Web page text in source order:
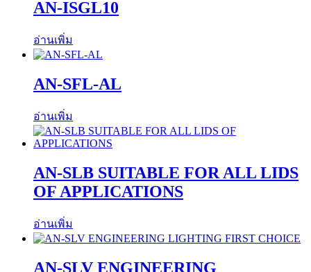
AN-ISGL10
อ่านเพิ่ม
AN-SFL-AL
อ่านเพิ่ม
AN-SLB SUITABLE FOR ALL LIDS
OF APPLICATIONS
อ่านเพิ่ม
AN-SLV ENGINEERING